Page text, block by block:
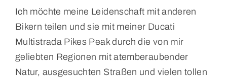
Ich möchte meine Leidenschaft mit anderen
Bikern teilen und sie mit meiner Ducati
Multistrada Pikes Peak durch die von mir
geliebten Regionen mit atemberaubender
Natur, ausgesuchten Straßen und vielen tollen